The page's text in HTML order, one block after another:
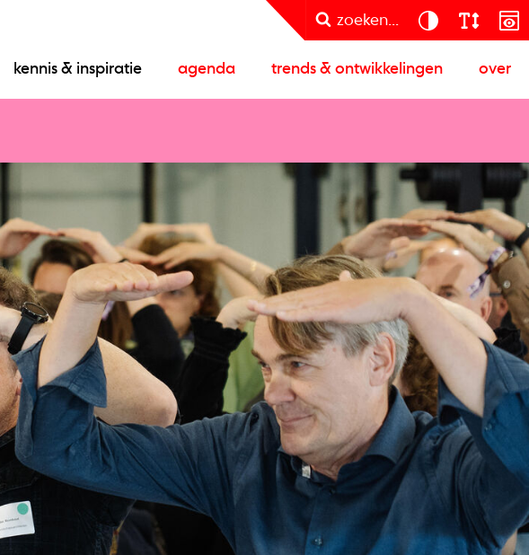
zoeken...
kennis & inspiratie agenda trends & ontwikkelingen over